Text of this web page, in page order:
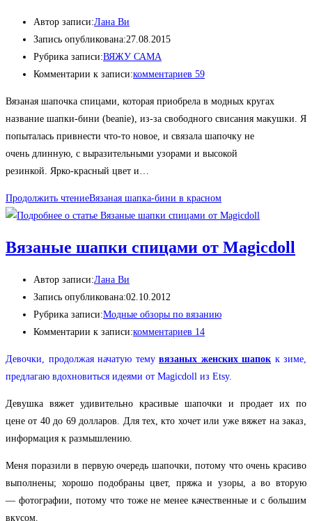
Автор записи:Лана Ви
Запись опубликована:27.08.2015
Рубрика записи:ВЯЖУ САМА
Комментарии к записи:комментариев 59
Вязаная шапочка спицами, которая приобрела в модных кругах
название шапки-бини (beanie), из-за свободного свисания макушки. Я
попыталась привнести что-то новое, и связала шапочку не
очень длинную, с выразительными узорами и высокой
резинкой. Ярко-красный цвет и…
Продолжить чтениеВязаная шапка-бини в красном
Вязаные шапки спицами от Magicdoll
Автор записи:Лана Ви
Запись опубликована:02.10.2012
Рубрика записи:Модные обзоры по вязанию
Комментарии к записи:комментариев 14
Девочки, продолжая начатую тему вязаных женских шапок к зиме,
предлагаю вдохновиться идеями от Magicdoll из Etsy.
Девушка вяжет удивительно красивые шапочки и продает их по
цене от 40 до 69 долларов. Для тех, кто хочет или уже вяжет на заказ,
информация к размышлению.
Меня поразили в первую очередь шапочки, потому что очень красиво
выполнены; хорошо подобраны цвет, пряжа и узоры, а во вторую
— фотографии, потому что тоже не менее качественные и с большим
вкусом.